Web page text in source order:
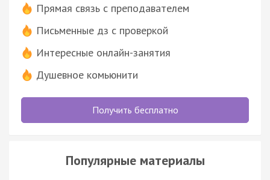
Прямая связь с преподавателем
Письменные дз с проверкой
Интересные онлайн-занятия
Душевное комьюнити
Получить бесплатно
Популярные материалы